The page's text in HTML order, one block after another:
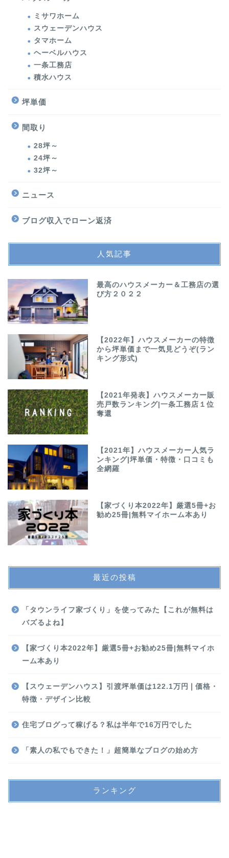
ミサワホーム
スウェーデンハウス
タマホーム
ヘーベルハウス
一条工務店
積水ハウス
坪単価
間取り
28坪～
24坪～
32坪～
ニュース
ブログ収入でローン返済
人気記事
最高のハウスメーカー＆工務店の選
び方２０２２
【2022年】ハウスメーカーの特徴
から坪単価まで一気見どうぞ(ラン
キング形式)
【2021年発表】ハウスメーカー販
売戸数ランキング|一条工務店１位
奪還
【2021年】ハウスメーカー人気ラ
ンキング|坪単価・特徴・口コミも
全網羅
【家づくり本2022年】厳選5冊+お
勧め25冊|無料マイホーム本あり
最近の投稿
「タウンライフ家づくり」を使ってみた【これが無料は
バズるよね】
【家づくり本2022年】厳選5冊+お勧め25冊|無料マイホ
ーム本あり
【スウェーデンハウス】引渡坪単価は122.1万円❘価格・
特徴・デザイン比較
住宅ブログって稼げる？私は半年で16万円でした
「素人の私でもできた！」超簡単なブログの始め方
ランキング